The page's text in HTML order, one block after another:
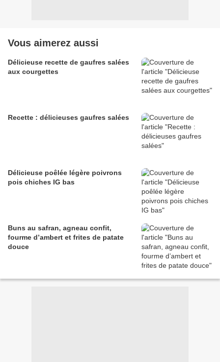
Vous aimerez aussi
Délicieuse recette de gaufres salées
aux courgettes
Recette : délicieuses gaufres salées
Délicieuse poêlée légère poivrons
pois chiches IG bas
Buns au safran, agneau confit,
fourme d’ambert et frites de patate
douce